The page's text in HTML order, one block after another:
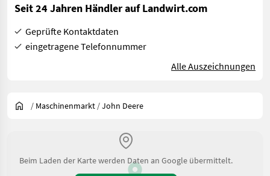
Seit 24 Jahren Händler auf Landwirt.com
Geprüfte Kontaktdaten
eingetragene Telefonnummer
Alle Auszeichnungen
/ Maschinenmarkt /John Deere
Beim Laden der Karte werden Daten an Google übermittelt.